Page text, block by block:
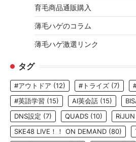
育毛商品通販購入
薄毛ハゲのコラム
薄毛ハゲ激選リンク
タグ
#アウトドア (12) #トライズ (7)
#英語学習 (15) AI英会話 (15)
DNS設定 (7) QUADS (10) RiJUN
SKE48 LIVE！！ ON DEMAND (80)